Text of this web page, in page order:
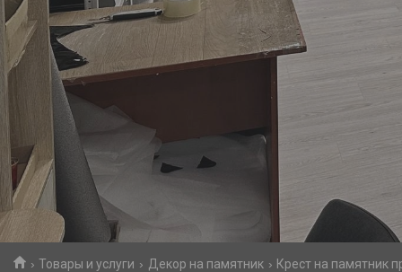
Товары и услуги Декор на памятник Крест на памятник